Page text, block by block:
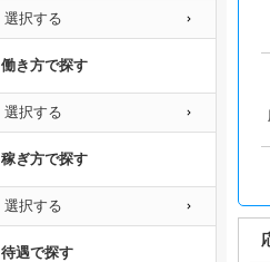
選択する
働き方で探す
選択する
稼ぎ方で探す
選択する
待遇で探す